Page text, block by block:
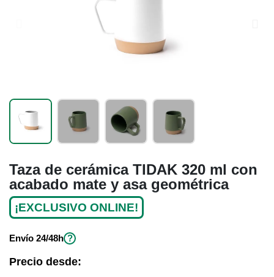
Taza de cerámica TIDAK 320 ml con
acabado mate y asa geométrica
¡EXCLUSIVO ONLINE!
Envío 24/48h ?
Precio desde: